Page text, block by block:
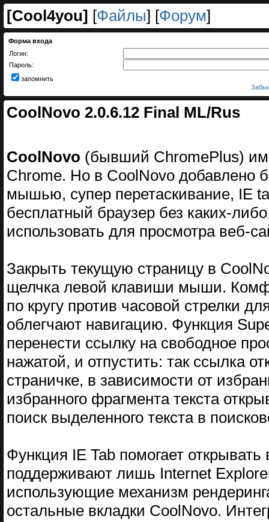
[Cool4you] [Файлы] [Форум]
Форма входа
Логин:
Пароль:
запомнить
CoolNovo 2.0.6.12 Final ML/Rus
CoolNovo (бывший ChromePlus)
Chrome. Но в CoolNovo добавлено
мышью, супер перетаскивание, IE
бесплатный браузер без каких-
использовать для просмотра веб-
Закрыть текущую страницу в
щелчка левой клавиши мыши.
по кругу против часовой стрелки
облегчают навигацию. Функция
перенести ссылку на свободное
нажатой, и отпустить: так ссылка
страничке, в зависимости от
избранного фрагмента текста
поиск выделенного текста в
Функция IE Tab помогает
поддерживают лишь Internet
использующие механизм
остальные вкладки CoolNovo.